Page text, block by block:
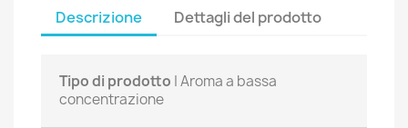
Descrizione Dettagli del prodotto
Tipo di prodotto | Aroma a bassa
concentrazione